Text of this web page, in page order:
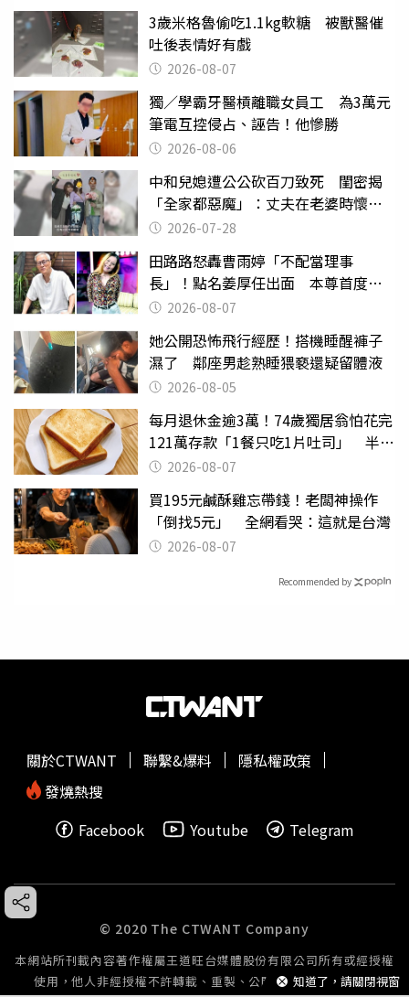
3歲米格魯偷吃1.1kg軟糖 被獸醫催
吐後表情好有戲
2026-08-07
獨／學霸牙醫槓離職女員工 為3萬元
筆電互控侵占、誣告！他慘勝
2026-08-06
中和兒媳遭公公砍百刀致死 閨密揭
「全家都惡魔」：丈夫在老婆時懷孕
摔東西
2026-07-28
田路路怒轟曹雨婷「不配當理事
長」！點名姜厚任出面 本尊首度回
應了2026-08-07
她公開恐怖飛行經歷！搭機睡醒褲子
濕了 鄰座男趁熟睡猥褻還疑留體液
2026-08-05
每月退休金逾3萬！74歲獨居翁怕花完
121萬存款「1餐只吃1片吐司」 半年
後暴瘦嚇壞女兒
2026-08-07
買195元鹹酥雞忘帶錢！老闆神操作
「倒找5元」 全網看哭：這就是台灣
2026-08-07
Recommended by
知道了，請關閉視窗
關於CTWANT 聯繫&爆料
隱私權政策
發燒熱搜
Facebook
Youtube Telegram
© 2020 The CTWANT Company
本網站所刊載內容著作權屬王道旺台媒體股份有限公司所有或經授權
使用，他人非經授權不許轉載、重製、公開播送或公開傳輸。